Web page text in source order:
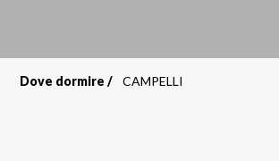
Dove dormire CAMPELLI